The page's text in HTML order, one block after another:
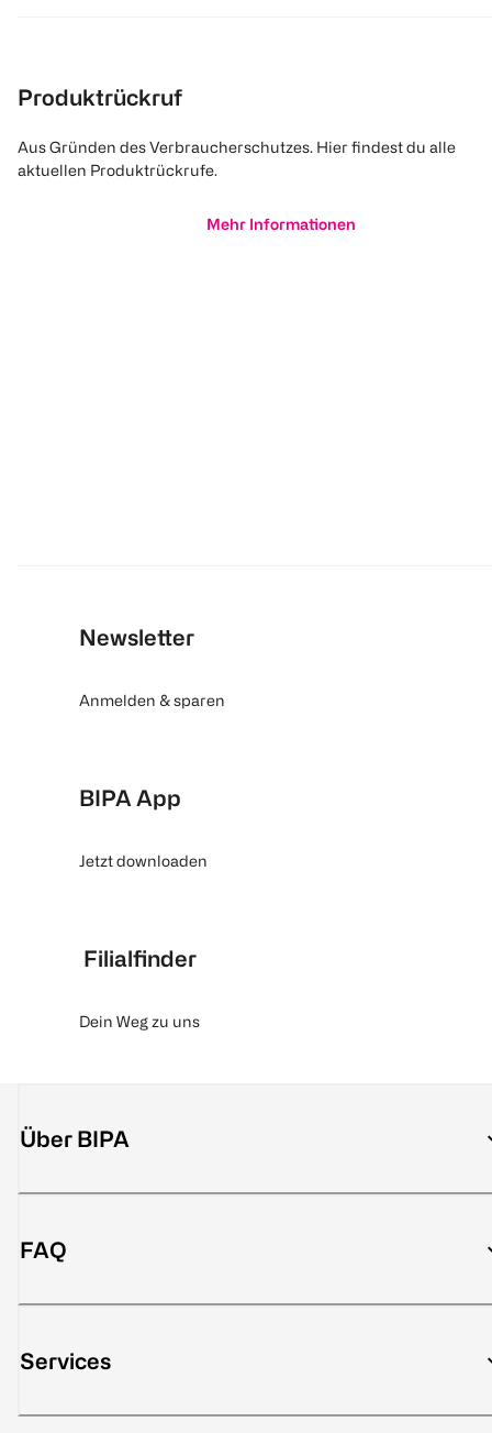
Produktrückruf
Aus Gründen des Verbraucherschutzes. Hier findest du alle
aktuellen Produktrückrufe.
Mehr Informationen
Newsletter
Anmelden & sparen
BIPA App
Jetzt downloaden
Filialfinder
Dein Weg zu uns
Über BIPA
FAQ
Services